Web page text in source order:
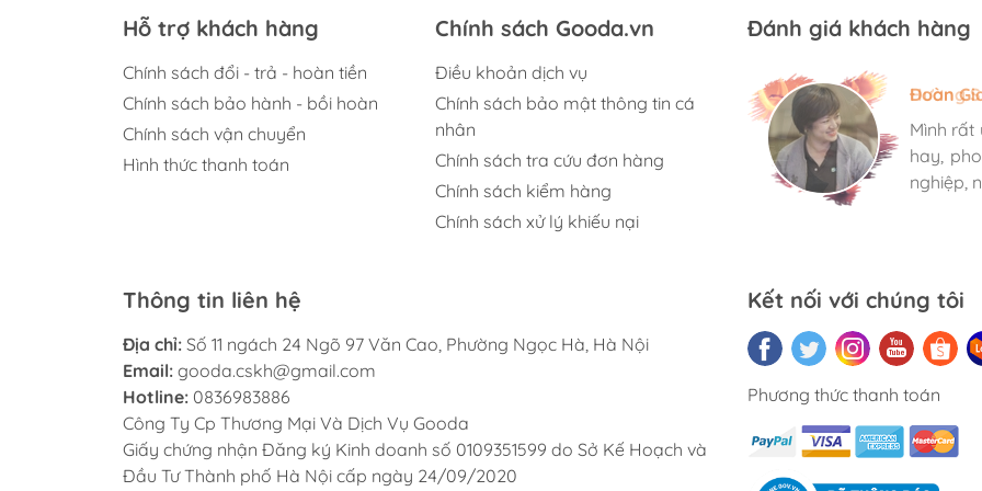
Hỗ trợ khách hàng
Chính sách đổi - trả - hoàn tiền
Chính sách bảo hành - bồi hoàn
Chính sách vận chuyển
Hình thức thanh toán
Chính sách Gooda.vn
Điều khoản dịch vụ
Chính sách bảo mật thông tin cá
nhân
Chính sách tra cứu đơn hàng
Chính sách kiểm hàng
Chính sách xử lý khiếu nại
Đánh giá khách hàng
Hương
Mình rất
hay,
nghiệp,
Đoàn
Mình rất
hay,
nghiệp,
Ngọc
Mình rất
hay,
nghiệp,
Thông tin liên hệ
Địa chỉ: Số 11 ngách 24 Ngõ 97 Văn Cao, Phường Ngọc Hà, Hà Nội
Email: gooda.cskh@gmail.com
Hotline: 0836983886
Công Ty Cp Thương Mại Và Dịch Vụ Gooda
Giấy chứng nhận Đăng ký Kinh doanh số 0109351599 do Sở Kế Hoạch và
Đầu Tư Thành phố Hà Nội cấp ngày 24/09/2020
Kết nối với chúng tôi
Phương thức thanh toán